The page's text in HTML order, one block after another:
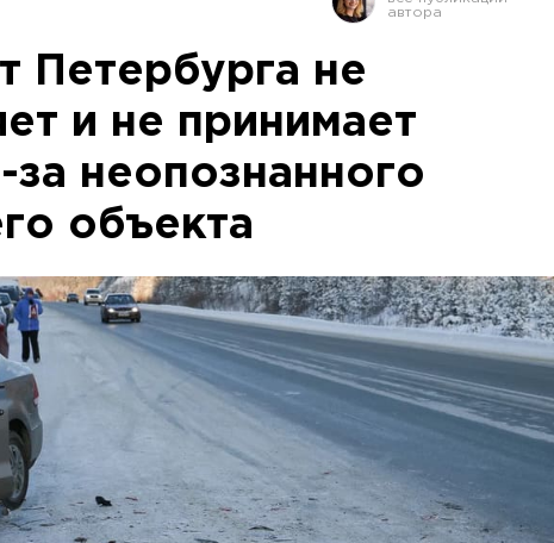
Петербурга не
и не принимает
за неопознанного
объекта